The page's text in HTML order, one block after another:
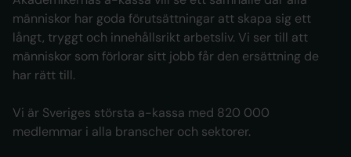
människor har goda förutsättningar att skapa sig ett
långt, tryggt och innehållsrikt arbetsliv. Vi ser till att
människor som förlorar sitt jobb får den ersättning de
har rätt till.
Vi är Sveriges största a-kassa med 820 000
medlemmar i alla branscher och sektorer.